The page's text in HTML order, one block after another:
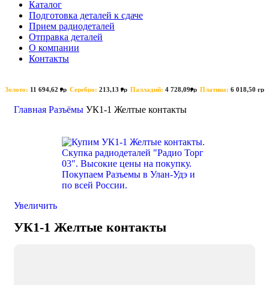
Каталог
Подготовка деталей к сдаче
Прием радиодеталей
Отправка деталей
О компании
Контакты
Золото: 11 694,62 гр Серебро: 213,13 гр Палладий: 4 728,09гр Платина: 6 018,50 гр
Поиск
Главная Разъёмы УК1-1 Желтые контакты
Увеличить
УК1-1 Желтые контакты